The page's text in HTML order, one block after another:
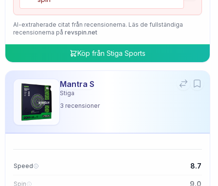
AI-extraherade citat från recensionerna. Läs de fullständiga
recensionerna på revspin.net
Köp från Stiga Sports
Mantra S
Stiga
3 recensioner
Speed 8.7
Spin 9.0